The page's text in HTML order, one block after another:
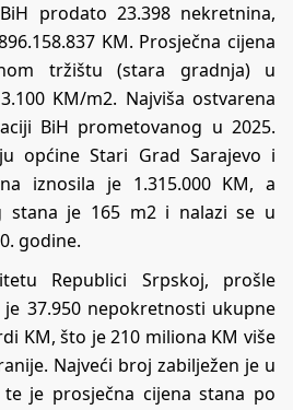
prodato 23.398 nekretnina,
KM. Prosječna cijena
tržištu (stara gradnja) u
KM/m2. Najviša ostvarena
BiH prometovanog u 2025.
općine Stari Grad Sarajevo i
iznosila je 1.315.000 KM, a
stana je 165 m2 i nalazi se u
godine.
Republici Srpskoj, prošle
37.950 nepokretnosti ukupne
KM, što je 210 miliona KM više
Najveći broj zabilježen je u
je prosječna cijena stana po